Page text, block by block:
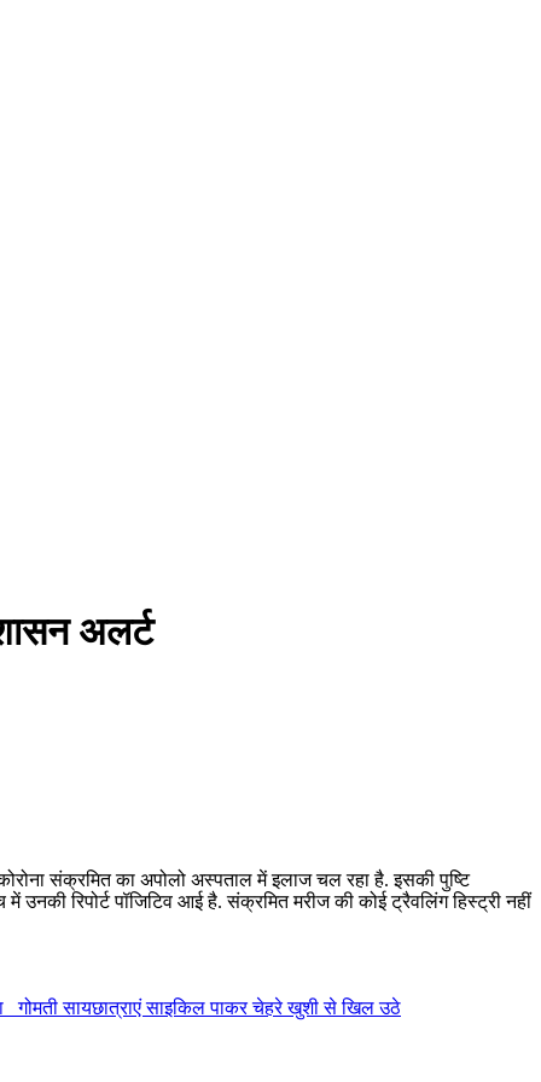
अलर्ट
संक्रमित का अपोलो अस्पताल में इलाज चल रहा है. इसकी पुष्टि
रिपोर्ट पॉजिटिव आई है. संक्रमित मरीज की कोई ट्रैवलिंग हिस्ट्री नहीं
_गोमती सायछात्राएं साइकिल पाकर चेहरे खुशी से खिल उठे